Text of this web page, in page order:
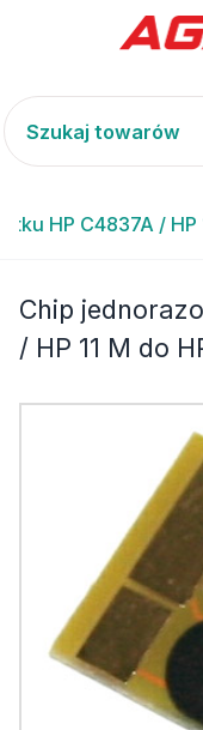
HP C4837A / HP
Chip
/ HP 11 M do